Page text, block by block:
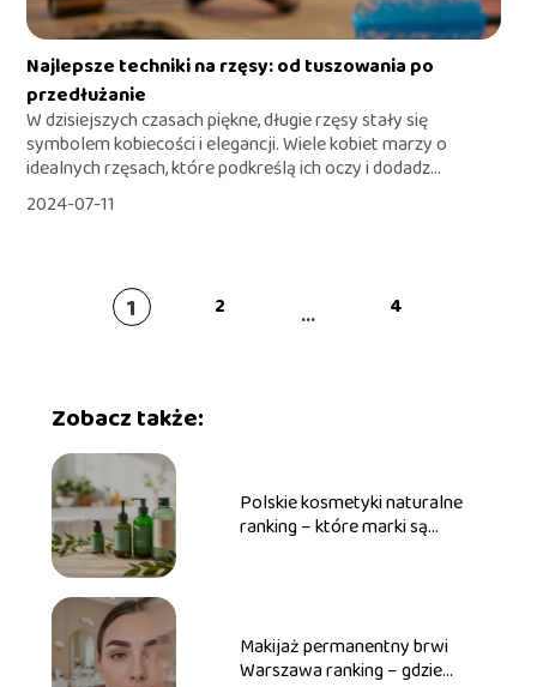
Najlepsze techniki na rzęsy: od tuszowania po
przedłużanie
W dzisiejszych czasach piękne, długie rzęsy stały się
symbolem kobiecości i elegancji. Wiele kobiet marzy o
idealnych rzęsach, które podkreślą ich oczy i dodadz...
2024-07-11
1 2 ... 4
Zobacz także:
Polskie kosmetyki naturalne
ranking – które marki są
Makijaż permanentny brwi
Warszawa ranking – gdzie